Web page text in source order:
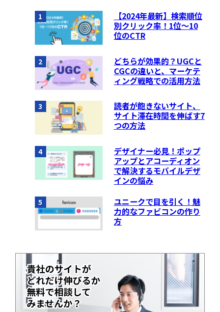
1
【2024年最新】検索順位
別クリック率！1位〜10
位のCTR
2
どちらが効果的？UGCと
CGCの違いと、マーケテ
ィング戦略での活用方法
3
読者が飽きないサイト、
サイト滞在時間を伸ばす7
つの方法
4
デザイナー必見！ポップ
アップとアコーディオン
で解決するモバイルデザ
インの悩み
5
ユニークで目を引く！魅
力的なファビコンの作り
方